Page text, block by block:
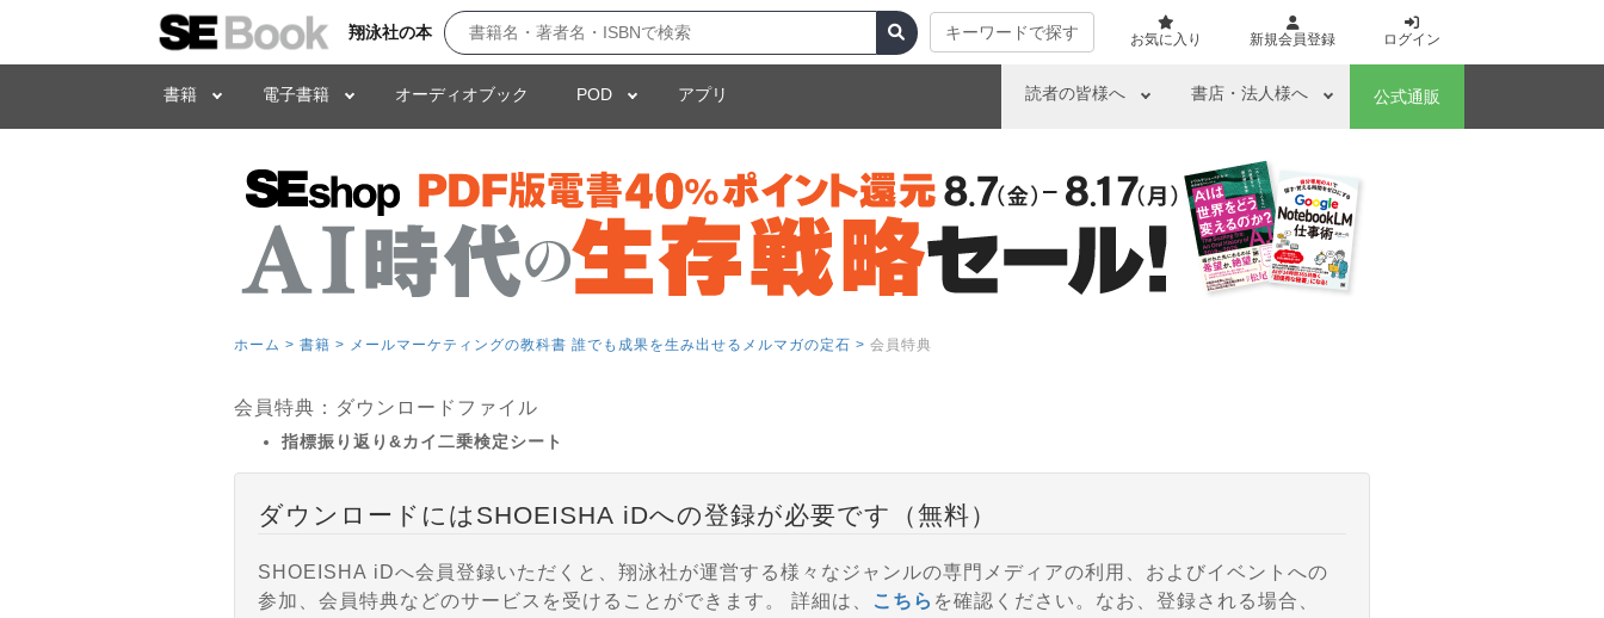
翔泳社の本 キーワードで探す お気に入り 新規会員登録 ログイン
書籍 電子書籍 オーディオブック POD アプリ 読者の皆様へ 書店・法人様へ 公式通販
ホーム > 書籍 > メールマーケティングの教科書 誰でも成果を生み出せるメルマガの定石 > 会員特典
会員特典：ダウンロードファイル
指標振り返り&カイ二乗検定シート
ダウンロードにはSHOEISHA iDへの登録が必要です（無料）
SHOEISHA iDへ会員登録いただくと、翔泳社が運営する様々なジャンルの専門メディアの利用、およびイベントへの
参加、会員特典などのサービスを受けることができます。 詳細は、
こちら を確認ください。なお、登録される場合、